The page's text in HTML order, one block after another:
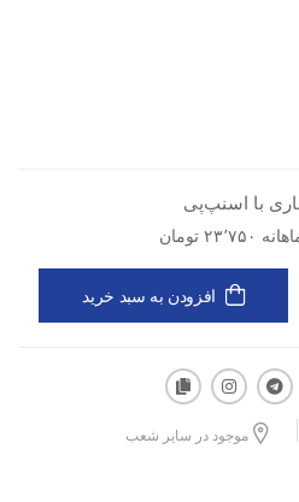
با اسنپ‌پی
افزودن به سبد خرید
موجود در سایر شعب